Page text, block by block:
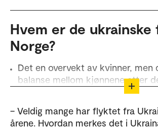
Hvem er de
Norge?
Det en overvekt av kvinner,
balanse mellom kjønnene etter
2022. Kjønnsbalansen er nå på
kvinner og 40 prosent menn. De
alder (18-65 år), og omtrent en
– Veldig mange har flyktet fra
årene. Hvordan merkes det i